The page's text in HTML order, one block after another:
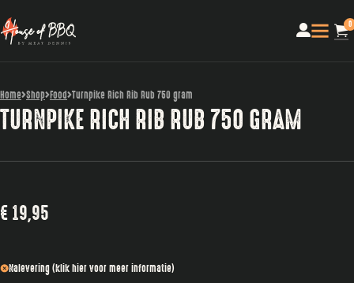
0
Home Shop Food Turnpike Rich Rib Rub 750 gram
TURNPIKE RICH RIB RUB 750 GRAM
€ 19,95
Nalevering (klik hier voor meer informatie)